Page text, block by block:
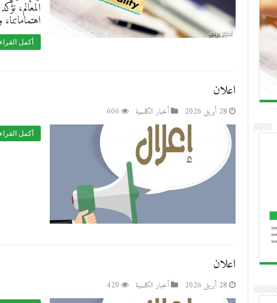
المعالم،
أكمل
اعلان
28 أبريل 2026 أخبار الكلـــية 606
أكمل
اعلان
28 أبريل 2026 أخبار الكلـــية 420